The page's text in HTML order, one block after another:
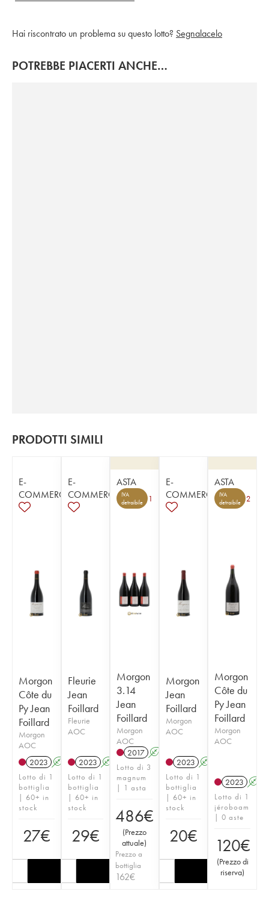
Hai riscontrato un problema su questo lotto? Segnalacelo
POTREBBE PIACERTI ANCHE…
PRODOTTI SIMILI
E-
COMMERCE
Morgon
Côte du
Py Jean
Foillard
Morgon
AOC
2023 A K
Lotto di 1
bottiglia
| 60+ in
stock
27€
E-
COMMERCE
Fleurie
Jean
Foillard
Fleurie
AOC
2023 A K
Lotto di 1
bottiglia
| 60+ in
stock
29€
ASTA
IVA
detraibile
1
Morgon
3.14
Jean
Foillard
Morgon
AOC
2017 A
Lotto di 3
magnum
| 1 asta
486€
(Prezzo
attuale)
Prezzo a
bottiglia
162€
E-
COMMERCE
Morgon
Jean
Foillard
Morgon
AOC
2023 A
Lotto di 1
bottiglia
| 60+ in
stock
20€
ASTA
IVA
detraibile
2
Morgon
Côte du
Py Jean
Foillard
Morgon
AOC
2023 A
Lotto di 1
jéroboam
| 0 aste
120€
(Prezzo di
riserva)